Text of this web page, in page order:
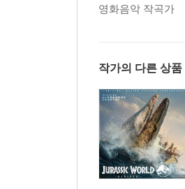
영화음악 작곡가
작가의 다른 상품